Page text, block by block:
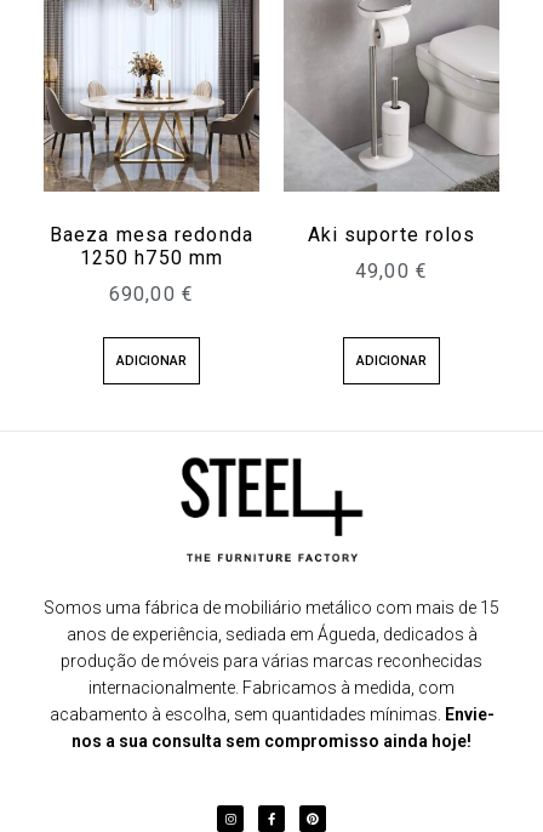
Baeza mesa redonda
1250 h750 mm
690,00 €
ADICIONAR
Aki suporte rolos
49,00 €
ADICIONAR
Somos uma fábrica de mobiliário metálico com mais de 15
anos de experiência, sediada em Águeda, dedicados à
produção de móveis para várias marcas reconhecidas
internacionalmente. Fabricamos à medida, com
acabamento à escolha, sem quantidades mínimas. Envie-
nos a sua consulta sem compromisso ainda hoje!